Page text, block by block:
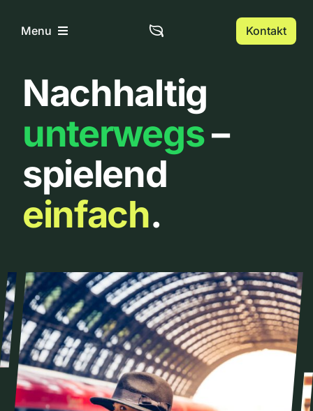
InhaltMenu
Home
Über uns
Urbanlist
Kontakt
Nachhaltig
unterwegs–
spielend
einfach.